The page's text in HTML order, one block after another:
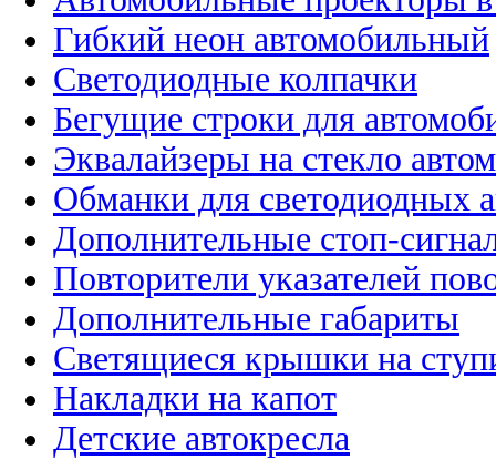
Гибкий неон автомобильный
Светодиодные колпачки
Бегущие строки для
Эквалайзеры на стекло
Обманки для светодиодных
Дополнительные стоп-
Повторители указателей
Дополнительные габариты
Светящиеся крышки на
Накладки на капот
Детские автокресла